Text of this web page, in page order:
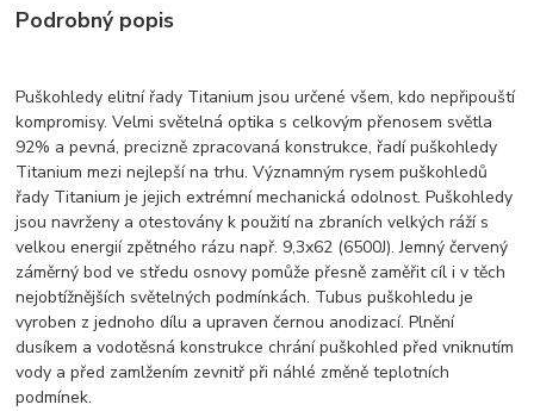
Podrobný popis
Puškohledy elitní řady Titanium jsou určené všem, kdo nepřipouští
kompromisy. Velmi světelná optika s celkovým přenosem světla
92% a pevná, precizně zpracovaná konstrukce, řadí puškohledy
Titanium mezi nejlepší na trhu. Významným rysem puškohledů
řady Titanium je jejich extrémní mechanická odolnost. Puškohledy
jsou navrženy a otestovány k použití na zbraních velkých ráží s
velkou energií zpětného rázu např. 9,3x62 (6500J). Jemný červený
záměrný bod ve středu osnovy pomůže přesně zaměřit cíl i v těch
nejobtížnějších světelných podmínkách. Tubus puškohledu je
vyroben z jednoho dílu a upraven černou anodizací. Plnění
dusíkem a vodotěsná konstrukce chrání puškohled před vniknutím
vody a před zamlžením zevnitř při náhlé změně teplotních
podmínek.